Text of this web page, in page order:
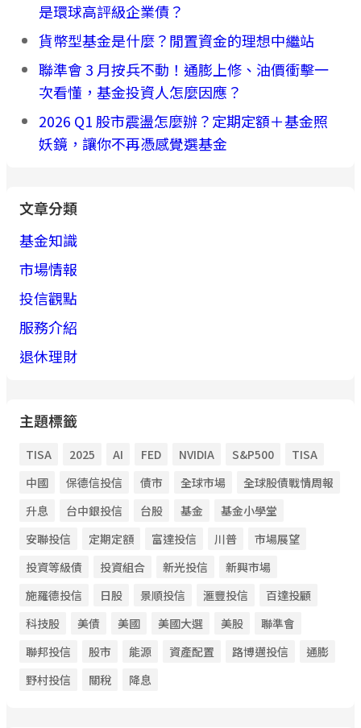
是環球高評級企業債？
貨幣型基金是什麼？閒置資金的理想中繼站
聯準會 3 月按兵不動！通膨上修、油價衝擊一
次看懂，基金投資人怎麼因應？
2026 Q1 股市震盪怎麼辦？定期定額＋基金照
妖鏡，讓你不再憑感覺選基金
文章分類
基金知識
市場情報
投信觀點
服務介紹
退休理財
主題標籤
TISA 2025 AI FED NVIDIA S&P500
TISA
中國
保德信投信 債市 全球市場
全球股債戰情周報
升息
台中銀投信 台股 基金
基金小學堂
安聯投信
定期定額 富達投信 川普
市場展望
投資等級債
投資組合 新光投信
新興市場
施羅德投信
日股 景順投信 滙豐投信
百達投顧
科技股
美債 美國 美國大選 美股
聯準會
聯邦投信
股市 能源 資產配置 路博邁投信
通膨
野村投信
關稅 降息